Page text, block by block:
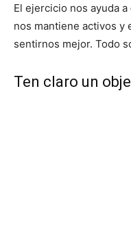
El ejercicio nos ayuda a
nos mantiene activos y
sentirnos mejor. Todo
Ten claro un